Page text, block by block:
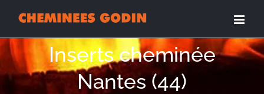
Inserts cheminée
Nantes (44)